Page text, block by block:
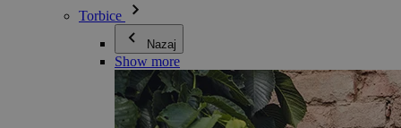
Torbice
Nazaj
Show more